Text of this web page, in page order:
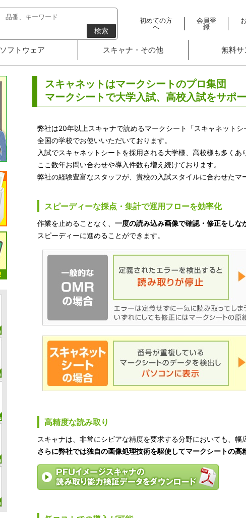
検索
初めての方
へ
会員登
録
ソフトウェア スキャナ・その他 無料サ
スキャネットはマークシートのプロ集団
マークシートで大学入試、高校入試をサポ
弊社は20年以上スキャナで読めるマークシート「スキャネット
全国の学校でお使いいただいております。
入試でスキャネットシートを採用される大学様、高校様も多くあ
ここ数年お問い合わせや導入件数も増え続けております。
弊社の経験豊富なスタッフが、貴校の入試スタイルに合わせた
スピーディーな採点・集計で運用フローを効率化
作業を止めることなく、 一度の読み込み画像で確認・修正をしな
スピーディーに進めることができます。
高精度な読み取り
スキャナは、非常にシビアな精度を要求する分野においても、
さらに弊社では独自の画像処理技術を駆使してマークシートの高